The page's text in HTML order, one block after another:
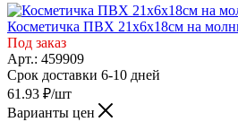
Косметичка ПВХ 21x6x18см на
Под заказ
Арт.: 459909
Срок доставки 6-10 дней
61.93 ₽/шт
Варианты цен